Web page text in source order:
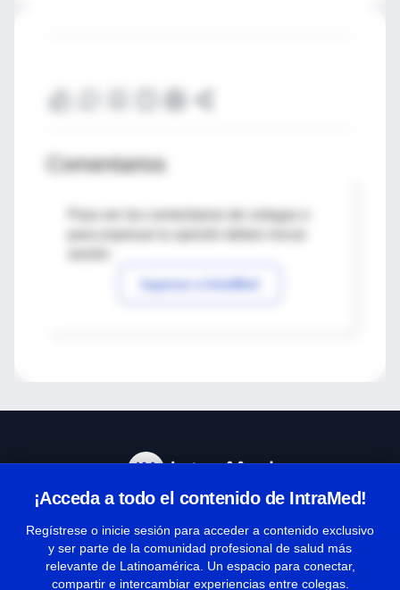
Comentarios
Para ver los comentarios de colegas o
Ingresar a IntraMed
¡Acceda a todo el contenido de IntraMed!
Regístrese o inicie sesión para acceder a contenido exclusivo
y ser parte de la comunidad profesional de salud más
relevante de Latinoamérica. Un espacio para conectar,
compartir e intercambiar experiencias entre colegas.
Términos y condiciones